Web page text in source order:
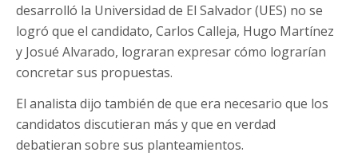
desarrolló la Universidad de El Salvador (UES) no se
logró que el candidato, Carlos Calleja, Hugo Martínez
y Josué Alvarado, lograran expresar cómo lograrían
concretar sus propuestas.
El analista dijo también de que era necesario que los
candidatos discutieran más y que en verdad
debatieran sobre sus planteamientos.